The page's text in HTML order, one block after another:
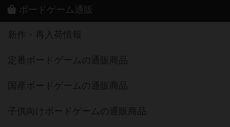
ボードゲーム通販
新作・再入荷情報
定番ボードゲームの通販商品
国産ボードゲームの通販商品
子供向けボードゲームの通販商品